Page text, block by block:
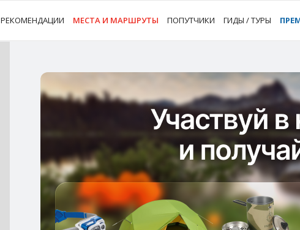
РЕКОМЕНДАЦИИ МЕСТА И МАРШРУТЫ ПОПУТЧИКИ ГИДЫ / ТУРЫ